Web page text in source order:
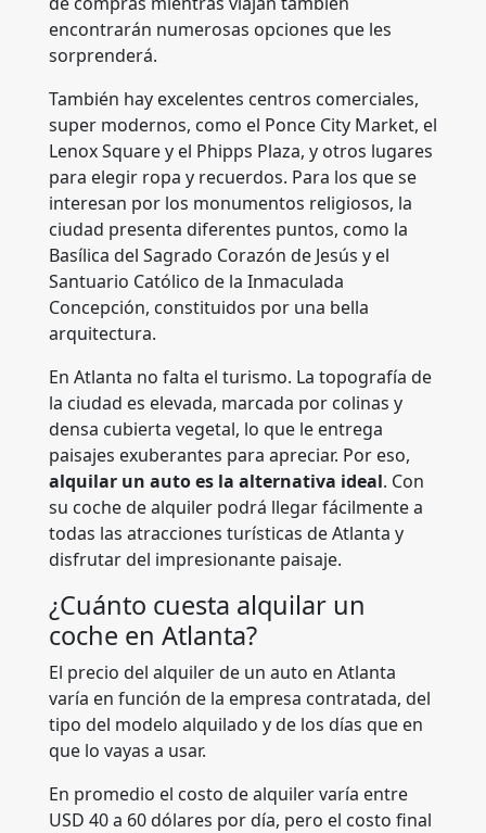
encontrarán numerosas opciones que les
sorprenderá.
También hay excelentes centros comerciales,
super modernos, como el Ponce City Market, el
Lenox Square y el Phipps Plaza, y otros lugares
para elegir ropa y recuerdos. Para los que se
interesan por los monumentos religiosos, la
ciudad presenta diferentes puntos, como la
Basílica del Sagrado Corazón de Jesús y el
Santuario Católico de la Inmaculada
Concepción, constituidos por una bella
arquitectura.
En Atlanta no falta el turismo. La topografía de
la ciudad es elevada, marcada por colinas y
densa cubierta vegetal, lo que le entrega
paisajes exuberantes para apreciar. Por eso,
alquilar un auto es la alternativa ideal. Con
su coche de alquiler podrá llegar fácilmente a
todas las atracciones turísticas de Atlanta y
disfrutar del impresionante paisaje.
¿Cuánto cuesta alquilar un
coche en Atlanta?
El precio del alquiler de un auto en Atlanta
varía en función de la empresa contratada, del
tipo del modelo alquilado y de los días que en
que lo vayas a usar.
En promedio el costo de alquiler varía entre
USD 40 a 60 dólares por día, pero el costo final